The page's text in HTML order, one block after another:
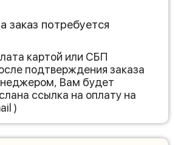
заказ потребуется
картой или СБП
подтверждения заказа
Вам будет
ссылка на оплату на
)